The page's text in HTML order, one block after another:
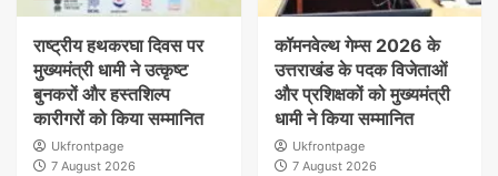
राष्ट्रीय हथकरघा दिवस पर
मुख्यमंत्री धामी ने उत्कृष्ट
बुनकरों और हस्तशिल्प
कारीगरों को किया सम्मानित
Ukfrontpage
7 August 2026
कॉमनवेल्थ गेम्स 2026 के
उत्तराखंड के पदक विजेताओं
और प्रशिक्षकों को मुख्यमंत्री
धामी ने किया सम्मानित
Ukfrontpage
7 August 2026